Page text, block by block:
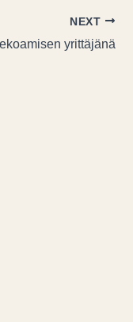
NEXT
yrittäjänä